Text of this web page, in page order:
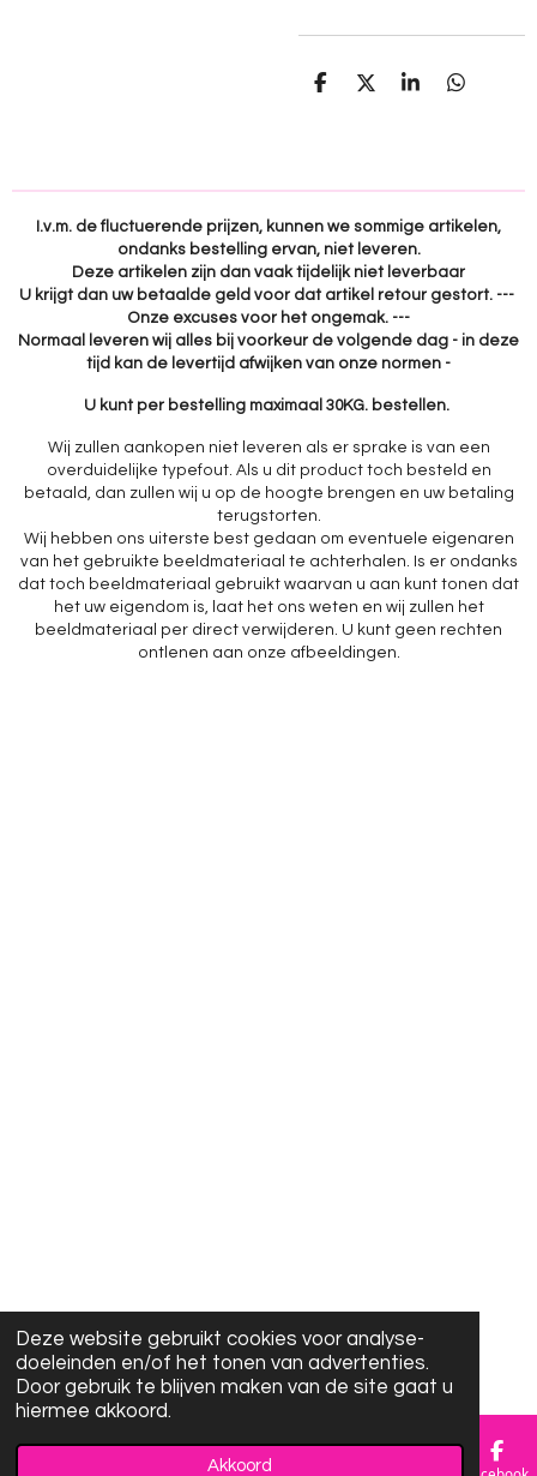
Deze website gebruikt cookies voor analyse-
doeleinden en/of het tonen van advertenties.
Door gebruik te blijven maken van de site gaat u
hiermee akkoord.
Akkoord
D
D
S
D
I.v.m. de fluctuerende prijzen, kunnen we sommige artikelen,
ondanks bestelling ervan, niet leveren.
Deze artikelen zijn dan vaak tijdelijk niet leverbaar
U krijgt dan uw betaalde geld voor dat artikel retour gestort. ---
Onze excuses voor het ongemak. ---
Normaal leveren wij alles bij voorkeur de volgende dag - in deze
tijd kan de levertijd afwijken van onze normen -
U kunt per bestelling maximaal 30KG. bestellen.
Wij zullen aankopen niet leveren als er sprake is van een
overduidelijke typefout. Als u dit product toch besteld en
betaald, dan zullen wij u op de hoogte brengen en uw betaling
terugstorten.
Wij hebben ons uiterste best gedaan om eventuele eigenaren
van het gebruikte beeldmateriaal te achterhalen. Is er ondanks
dat toch beeldmateriaal gebruikt waarvan u aan kunt tonen dat
het uw eigendom is, laat het ons weten en wij zullen het
beeldmateriaal per direct verwijderen. U kunt geen rechten
ontlenen aan onze afbeeldingen.